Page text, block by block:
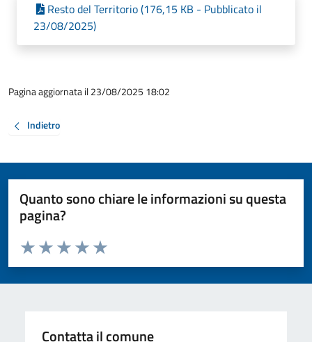
Resto del Territorio (176,15 KB - Pubblicato il
23/08/2025)
Pagina aggiornata il 23/08/2025 18:02
Indietro
Quanto sono chiare le informazioni su questa
pagina?
Valuta da 1 a 5 stelle la pagina
Valuta 5 stelle su 5
Valuta 4 stelle su 5
Valuta 3 stelle su 5
Valuta 2 stelle su 5
Valuta 1 stelle su 5
Contatta il comune